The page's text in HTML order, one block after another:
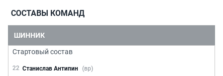
СОСТАВЫ КОМАНД
ШИННИК
Стартовый состав
22 Станислав Антипин (вр)